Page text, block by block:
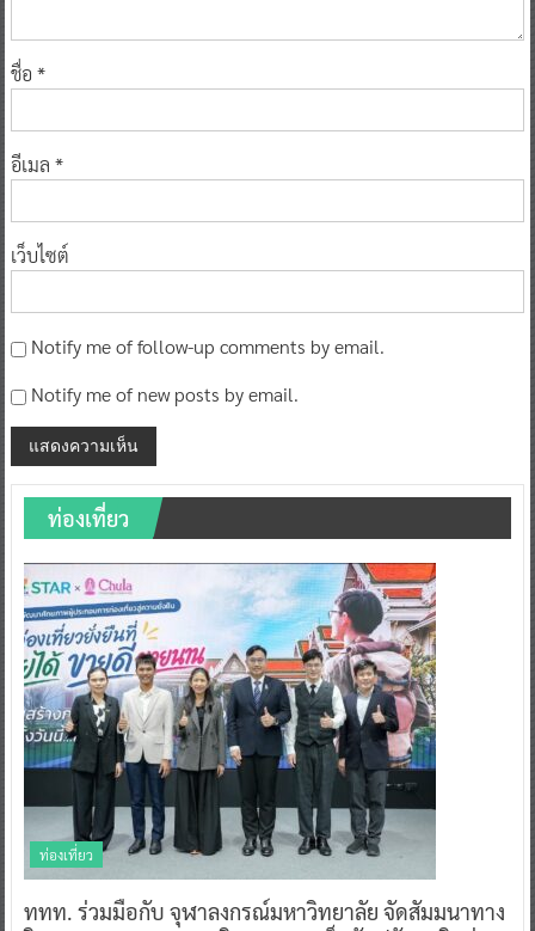
ชื่อ *
อีเมล *
เว็บไซต์
Notify me of follow-up comments by email.
Notify me of new posts by email.
ท่องเที่ยว
ท่องเที่ยว
ททท. ร่วมมือกับ จุฬาลงกรณ์มหาวิทยาลัย จัดสัมมนาทาง